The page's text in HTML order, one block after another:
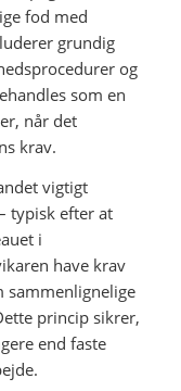
fod med
grundig
og
som en
når det
krav.
vigtigt
typisk efter at
i
have krav
sammenlignelige
princip sikrer,
end faste